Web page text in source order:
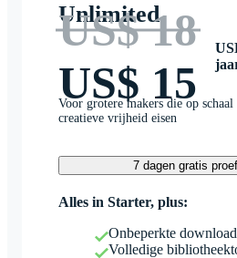
Unlimited
US$ 18
US$ 15
Voor grotere makers die op schaal
creatieve vrijheid eisen
7 dagen gratis
Alles in Starter, plus:
Onbeperkte
Volledige